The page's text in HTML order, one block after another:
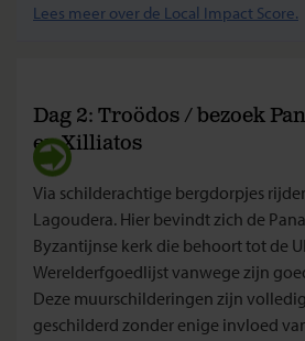
Lees meer over de Local Impact Score.
Dag 2: Troödos / bezoek
en Xilliatos
Via schilderachtige bergdorpjes
Lagoudera. Hier bevindt zich de
Byzantijnse kerk die behoort tot de
Werelderfgoedlijst vanwege zijn
Deze muurschilderingen zijn
geschilderd zonder enige invloed